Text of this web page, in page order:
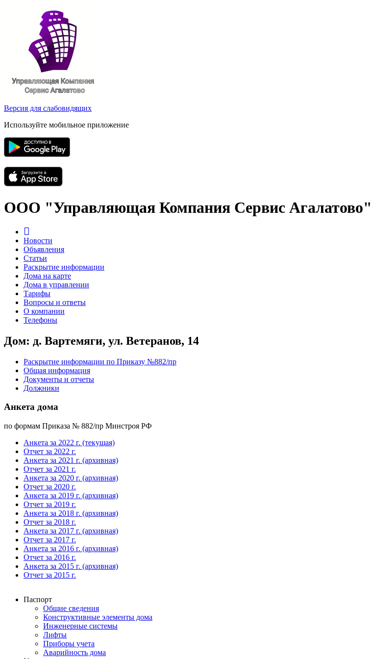
Версия для слабовидящих
Используйте мобильное приложение
ООО "Управляющая Компания Сервис Агалатово"
Новости
Объявления
Статьи
Раскрытие информации
Дома на карте
Дома в управлении
Тарифы
Вопросы и ответы
О компании
Телефоны
Дом: д. Вартемяги, ул. Ветеранов, 14
Раскрытие информации по Приказу №882/пр
Общая информация
Документы и отчеты
Должники
Анкета дома
по формам Приказа № 882/пр Минстроя РФ
Анкета за 2022 г. (текущая)
Отчет за 2022 г.
Анкета за 2021 г. (архивная)
Отчет за 2021 г.
Анкета за 2020 г. (архивная)
Отчет за 2020 г.
Анкета за 2019 г. (архивная)
Отчет за 2019 г.
Анкета за 2018 г. (архивная)
Отчет за 2018 г.
Анкета за 2017 г. (архивная)
Отчет за 2017 г.
Анкета за 2016 г. (архивная)
Отчет за 2016 г.
Анкета за 2015 г. (архивная)
Отчет за 2015 г.
Паспорт
Общие сведения
Конструктивные элементы дома
Инженерные системы
Лифты
Приборы учета
Аварийность дома